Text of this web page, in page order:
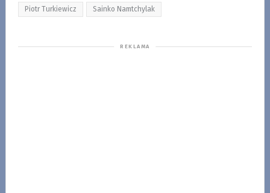
Piotr Turkiewicz Sainko Namtchylak